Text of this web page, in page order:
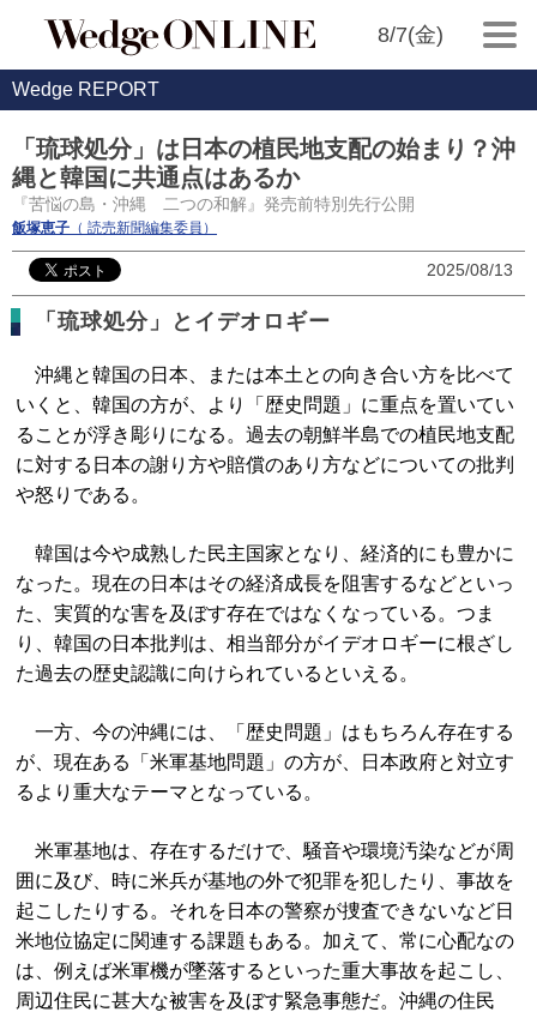
8/7(金)
Wedge REPORT
「琉球処分」は日本の植民地支配の始まり？沖
縄と韓国に共通点はあるか
『苦悩の島・沖縄 二つの和解』発売前特別先行公開
飯塚恵子 （ 読売新聞編集委員）
2025/08/13
「琉球処分」とイデオロギー
沖縄と韓国の日本、または本土との向き合い方を比べて
いくと、韓国の方が、より「歴史問題」に重点を置いてい
ることが浮き彫りになる。過去の朝鮮半島での植民地支配
に対する日本の謝り方や賠償のあり方などについての批判
や怒りである。
韓国は今や成熟した民主国家となり、経済的にも豊かに
なった。現在の日本はその経済成長を阻害するなどといっ
た、実質的な害を及ぼす存在ではなくなっている。つま
り、韓国の日本批判は、相当部分がイデオロギーに根ざし
た過去の歴史認識に向けられているといえる。
一方、今の沖縄には、「歴史問題」はもちろん存在する
が、現在ある「米軍基地問題」の方が、日本政府と対立す
るより重大なテーマとなっている。
米軍基地は、存在するだけで、騒音や環境汚染などが周
囲に及び、時に米兵が基地の外で犯罪を犯したり、事故を
起こしたりする。それを日本の警察が捜査できないなど日
米地位協定に関連する課題もある。加えて、常に心配なの
は、例えば米軍機が墜落するといった重大事故を起こし、
周辺住民に甚大な被害を及ぼす緊急事態だ。沖縄の住民